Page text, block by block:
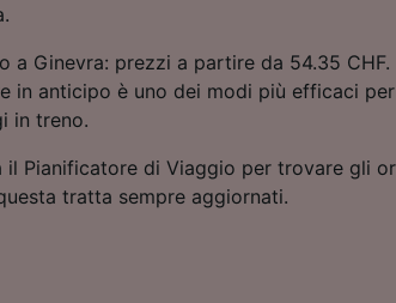
a Ginevra: prezzi a partire da 54.35 CHF.
in anticipo è uno dei modi più efficaci
in treno.
il Pianificatore di Viaggio per trovare gli
tratta sempre aggiornati.